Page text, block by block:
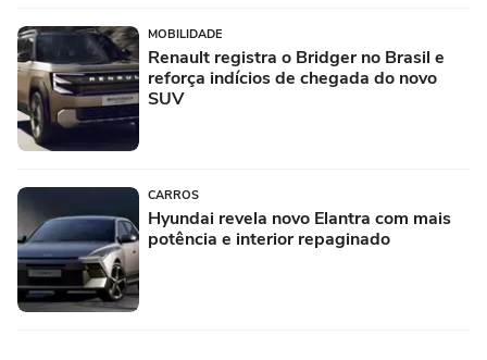
MOBILIDADE
Renault registra o Bridger no Brasil e
reforça indícios de chegada do novo
SUV
CARROS
Hyundai revela novo Elantra com mais
potência e interior repaginado